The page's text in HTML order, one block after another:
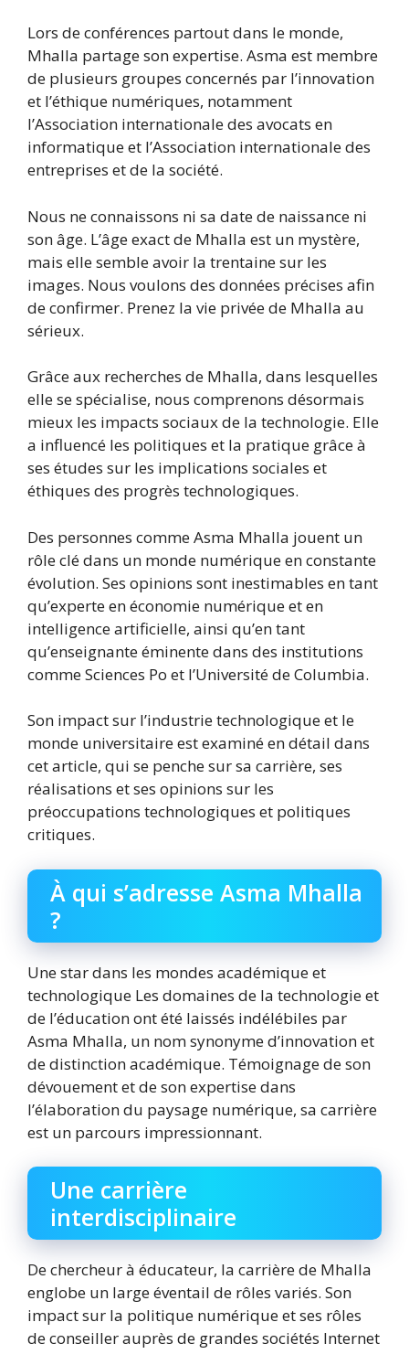
Lors de conférences partout dans le monde,
Mhalla partage son expertise. Asma est membre
de plusieurs groupes concernés par l’innovation
et l’éthique numériques, notamment
l’Association internationale des avocats en
informatique et l’Association internationale des
entreprises et de la société.
Nous ne connaissons ni sa date de naissance ni
son âge. L’âge exact de Mhalla est un mystère,
mais elle semble avoir la trentaine sur les
images. Nous voulons des données précises afin
de confirmer. Prenez la vie privée de Mhalla au
sérieux.
Grâce aux recherches de Mhalla, dans lesquelles
elle se spécialise, nous comprenons désormais
mieux les impacts sociaux de la technologie. Elle
a influencé les politiques et la pratique grâce à
ses études sur les implications sociales et
éthiques des progrès technologiques.
Des personnes comme Asma Mhalla jouent un
rôle clé dans un monde numérique en constante
évolution. Ses opinions sont inestimables en tant
qu’experte en économie numérique et en
intelligence artificielle, ainsi qu’en tant
qu’enseignante éminente dans des institutions
comme Sciences Po et l’Université de Columbia.
Son impact sur l’industrie technologique et le
monde universitaire est examiné en détail dans
cet article, qui se penche sur sa carrière, ses
réalisations et ses opinions sur les
préoccupations technologiques et politiques
critiques.
À qui s’adresse Asma Mhalla
?
Une star dans les mondes académique et
technologique Les domaines de la technologie et
de l’éducation ont été laissés indélébiles par
Asma Mhalla, un nom synonyme d’innovation et
de distinction académique. Témoignage de son
dévouement et de son expertise dans
l’élaboration du paysage numérique, sa carrière
est un parcours impressionnant.
Une carrière
interdisciplinaire
De chercheur à éducateur, la carrière de Mhalla
englobe un large éventail de rôles variés. Son
impact sur la politique numérique et ses rôles
de conseiller auprès de grandes sociétés Internet